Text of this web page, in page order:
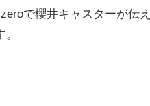
で櫻井キャスターが伝
。